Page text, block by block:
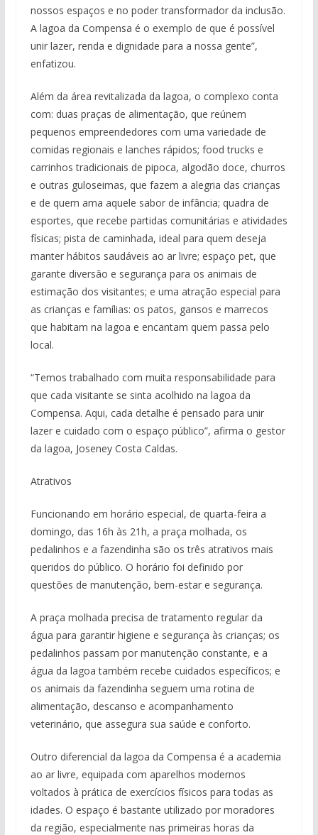
nossos espaços e no poder transformador da inclusão.
A lagoa da Compensa é o exemplo de que é possível
unir lazer, renda e dignidade para a nossa gente”,
enfatizou.
Além da área revitalizada da lagoa, o complexo conta
com: duas praças de alimentação, que reúnem
pequenos empreendedores com uma variedade de
comidas regionais e lanches rápidos; food trucks e
carrinhos tradicionais de pipoca, algodão doce, churros
e outras guloseimas, que fazem a alegria das crianças
e de quem ama aquele sabor de infância; quadra de
esportes, que recebe partidas comunitárias e atividades
físicas; pista de caminhada, ideal para quem deseja
manter hábitos saudáveis ao ar livre; espaço pet, que
garante diversão e segurança para os animais de
estimação dos visitantes; e uma atração especial para
as crianças e famílias: os patos, gansos e marrecos
que habitam na lagoa e encantam quem passa pelo
local.
“Temos trabalhado com muita responsabilidade para
que cada visitante se sinta acolhido na lagoa da
Compensa. Aqui, cada detalhe é pensado para unir
lazer e cuidado com o espaço público”, afirma o gestor
da lagoa, Joseney Costa Caldas.
Atrativos
Funcionando em horário especial, de quarta-feira a
domingo, das 16h às 21h, a praça molhada, os
pedalinhos e a fazendinha são os três atrativos mais
queridos do público. O horário foi definido por
questões de manutenção, bem-estar e segurança.
A praça molhada precisa de tratamento regular da
água para garantir higiene e segurança às crianças; os
pedalinhos passam por manutenção constante, e a
água da lagoa também recebe cuidados específicos; e
os animais da fazendinha seguem uma rotina de
alimentação, descanso e acompanhamento
veterinário, que assegura sua saúde e conforto.
Outro diferencial da lagoa da Compensa é a academia
ao ar livre, equipada com aparelhos modernos
voltados à prática de exercícios físicos para todas as
idades. O espaço é bastante utilizado por moradores
da região, especialmente nas primeiras horas da